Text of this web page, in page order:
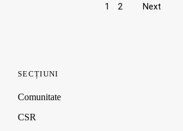
1 2 Next
SECȚIUNI
Comunitate
CSR